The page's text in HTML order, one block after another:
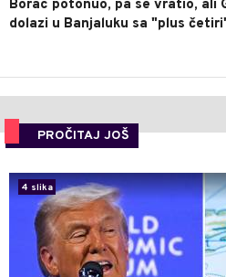
Borac potonuo, pa se vratio, ali
dolazi u Banjaluku sa "plus
PROČITAJ JOŠ
4 slika